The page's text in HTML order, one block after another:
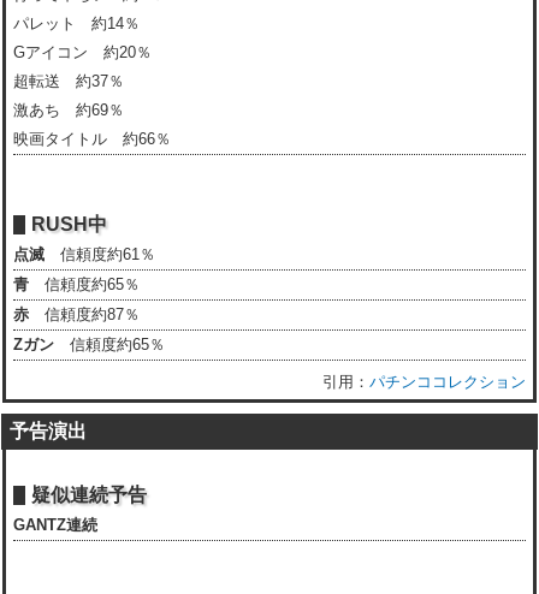
パレット 約14％
Gアイコン 約20％
超転送 約37％
激あち 約69％
映画タイトル 約66％
RUSH中
点滅 信頼度約61％
青 信頼度約65％
赤 信頼度約87％
Zガン 信頼度約65％
パチンココレクション
予告演出
疑似連続予告
GANTZ連続